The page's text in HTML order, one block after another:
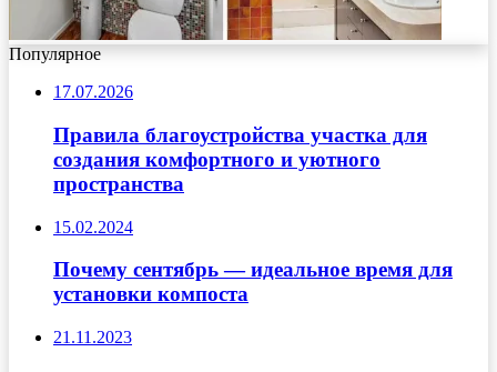
Популярное
17.07.2026
Правила благоустройства участка для
создания комфортного и уютного
пространства
15.02.2024
Почему сентябрь — идеальное время для
установки компоста
21.11.2023